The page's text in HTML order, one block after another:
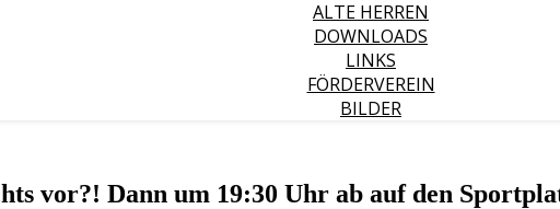
ALTE HERREN
DOWNLOADS
LINKS
FÖRDERVEREIN
BILDER
vor?! Dann um 19:30 Uhr ab auf den